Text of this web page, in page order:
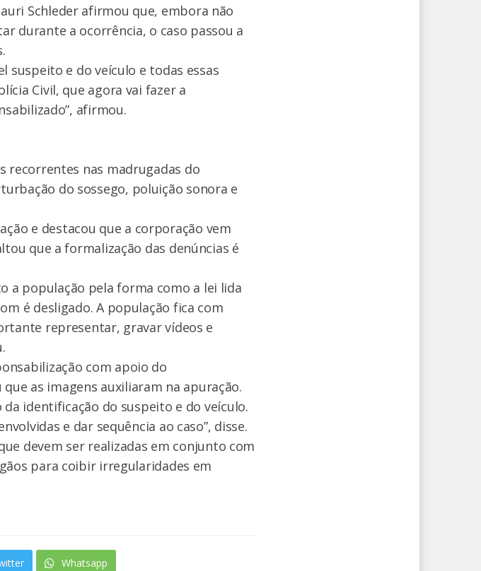
Schleder afirmou que, embora não
durante a ocorrência, o caso passou a
suspeito e do veículo e todas essas
Civil, que agora vai fazer a
afirmou.
recorrentes nas madrugadas do
do sossego, poluição sonora e
e destacou que a corporação vem
que a formalização das denúncias é
a população pela forma como a lei lida
é desligado. A população fica com
representar, gravar vídeos e
com apoio do
as imagens auxiliaram na apuração.
identificação do suspeito e do veículo.
e dar sequência ao caso”, disse.
devem ser realizadas em conjunto com
para coibir irregularidades em
Whatsapp